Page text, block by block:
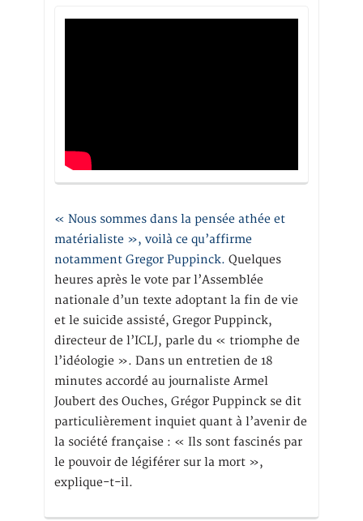
« Nous sommes dans la pensée athée et
matérialiste », voilà ce qu’affirme
notamment Gregor Puppinck. Quelques
heures après le vote par l’Assemblée
nationale d’un texte adoptant la fin de vie
et le suicide assisté, Gregor Puppinck,
directeur de l’ICLJ, parle du « triomphe de
l’idéologie ». Dans un entretien de 18
minutes accordé au journaliste Armel
Joubert des Ouches, Grégor Puppinck se dit
particulièrement inquiet quant à l’avenir de
la société française : « Ils sont fascinés par
le pouvoir de légiférer sur la mort »,
explique-t-il.